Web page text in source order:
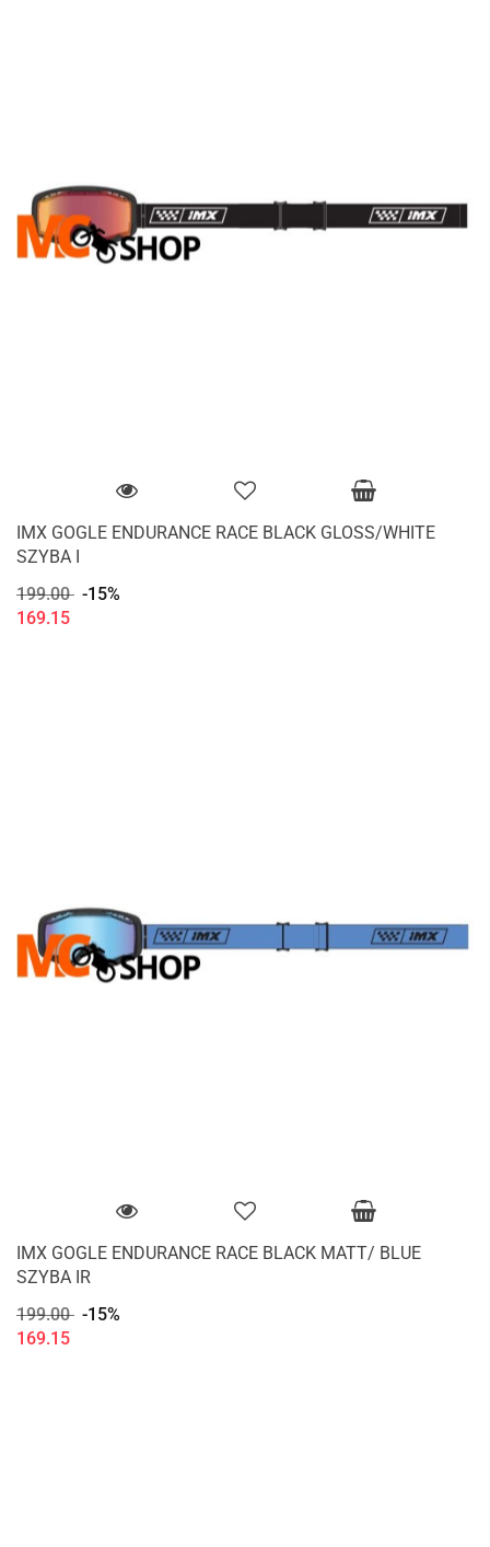
IMX GOGLE ENDURANCE RACE BLACK GLOSS/WHITE
SZYBA I
199.00 -15%
169.15
IMX GOGLE ENDURANCE RACE BLACK MATT/ BLUE
SZYBA IR
199.00 -15%
169.15